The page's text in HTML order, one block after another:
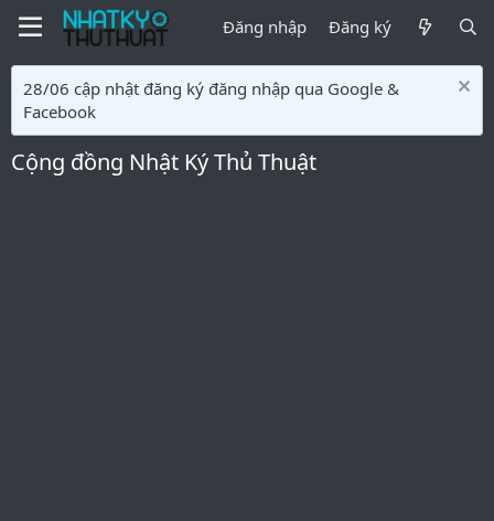
Đăng nhập Đăng ký
28/06 cập nhật đăng ký đăng nhập qua Google &
Facebook
Cộng đồng Nhật Ký Thủ Thuật